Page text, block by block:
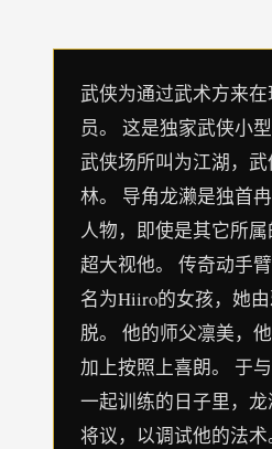
武侠为通过武术方来
员。 这是独家武侠小型
武侠场所叫为江湖，
林。 导角龙濑是独首
人物，即使是其它所
超大视他。 传奇动手
名为Hiiro的女孩，她
脱。 他的师父凛美，
加上按照上喜朗。 于
一起训练的日子里，
将议，以调试他的法术